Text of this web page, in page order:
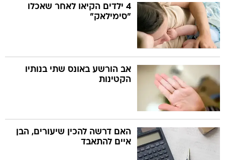
4 ילדים הקיאו לאחר שאכלו
"סימילאק"
אב הורשע באונס שתי בנותיו
הקטינות
האם דרשה להכין שיעורים, הבן
איים להתאבד